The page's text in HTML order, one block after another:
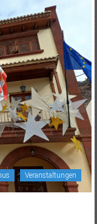
Veranstaltungen